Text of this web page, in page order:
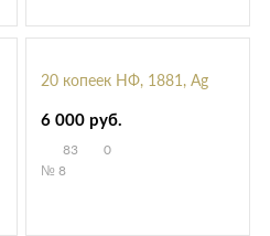
20 копеек НФ, 1881, Ag
6 000 руб.
83
0
№ 8